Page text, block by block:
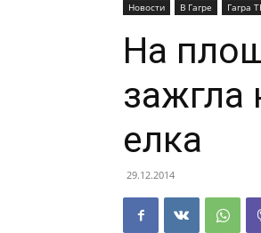
Новости В Гагре Гагра
На
зажгла
елка
29.12.2014